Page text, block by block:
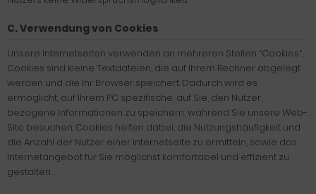
C. Verwendung von Cookies
Unsere Internetseiten verwenden an mehreren Stellen “Cookies“.
Cookies sind kleine Textdateien, die auf Ihrem Rechner abgelegt
werden und die Ihr Browser speichert. Dadurch wird es
ermöglicht, auf Ihrem PC spezifische, auf Sie, den Nutzer,
bezogene Informationen zu speichern, während Sie unsere Web-
Site besuchen. Cookies helfen dabei, die Nutzungshäufigkeit und
die Anzahl der Nutzer einer Internetseite zu ermitteln, sowie das
Internetangebot für Sie möglichst komfortabel und effizient zu
gestalten.